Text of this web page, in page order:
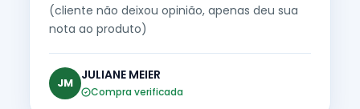
(cliente não deixou opinião, apenas deu sua
nota ao produto)
JM
JULIANE MEIER
Compra verificada